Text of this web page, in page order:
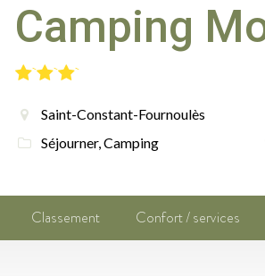
Camping
Saint-Constant-Fournoulès
Séjourner,Camping
Classement Confort / services